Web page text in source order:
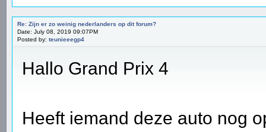
Re: Zijn er zo weinig nederlanders op dit forum?
Date: July 08, 2019 09:07PM
Posted by: teunieeegp4
Hallo Grand Prix 4
Heeft iemand deze auto nog